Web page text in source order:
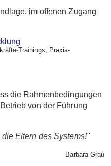
im offenen Zugang
Trainings, Praxis-
die Rahmenbedingungen
von der Führung
Eltern des Systems!"
Barbara Grau